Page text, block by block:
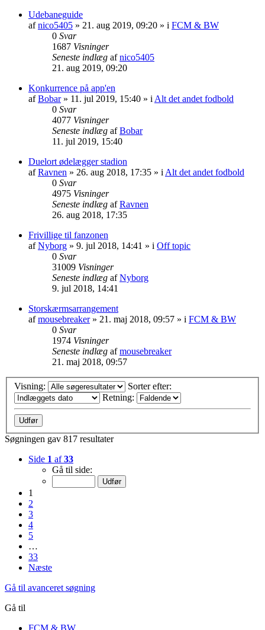
Udebaneguide
afnico5405 » 21. aug 2019, 09:20 » i FCM & BW
0 Svar
1687 Visninger
Seneste indlæg afnico5405
21. aug 2019, 09:20
Konkurrence på app'en
afBobar» 11. jul 2019, 15:40 » i Alt det andet fodbold
0 Svar
4077 Visninger
Seneste indlæg afBobar
11. jul 2019, 15:40
Duelort ødelægger stadion
afRavnen » 26. aug 2018, 17:35 » i Alt det andet fodbold
0 Svar
4975 Visninger
Seneste indlæg afRavnen
26. aug 2018, 17:35
Frivillige til fanzonen
afNyborg » 9. jul 2018, 14:41 » i Off topic
0 Svar
31009 Visninger
Seneste indlæg afNyborg
9. jul 2018, 14:41
Storskærmsarrangement
afmousebreaker» 21. maj 2018, 09:57 » i FCM & BW
0 Svar
1974 Visninger
Seneste indlæg afmousebreaker
21. maj 2018, 09:57
Visning:
Sorter efter:
Retning:
Søgningen gav 817 resultater
Side 1 af33
Gå til side:
1
2
3
4
5
…
33
Næste
Gå til avanceret søgning
Gå til